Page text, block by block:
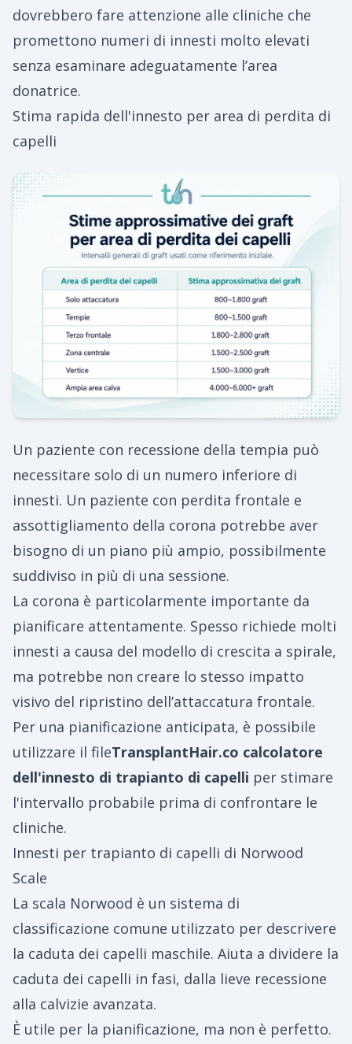
dovrebbero fare attenzione alle cliniche che
promettono numeri di innesti molto elevati
senza esaminare adeguatamente l’area
donatrice.
Stima rapida dell'innesto per area di perdita di
capelli
Un paziente con recessione della tempia può
necessitare solo di un numero inferiore di
innesti. Un paziente con perdita frontale e
assottigliamento della corona potrebbe aver
bisogno di un piano più ampio, possibilmente
suddiviso in più di una sessione.
La corona è particolarmente importante da
pianificare attentamente. Spesso richiede molti
innesti a causa del modello di crescita a spirale,
ma potrebbe non creare lo stesso impatto
visivo del ripristino dell’attaccatura frontale.
Per una pianificazione anticipata, è possibile
utilizzare il fileTransplantHair.co calcolatore
dell'innesto di trapianto di capelli per stimare
l'intervallo probabile prima di confrontare le
cliniche.
Innesti per trapianto di capelli di Norwood
Scale
La scala Norwood è un sistema di
classificazione comune utilizzato per descrivere
la caduta dei capelli maschile. Aiuta a dividere la
caduta dei capelli in fasi, dalla lieve recessione
alla calvizie avanzata.
È utile per la pianificazione, ma non è perfetto.